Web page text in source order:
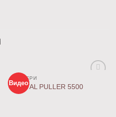
Видео
СПОТЕРИ
DIGITAL PULLER 5500